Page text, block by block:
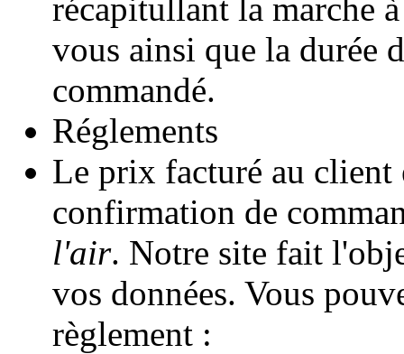
récapitullant la marche
vous ainsi que la durée
commandé.
Réglements
Le prix facturé au
confirmation de
l'air. Notre site fait
vos données. Vous
règlement :